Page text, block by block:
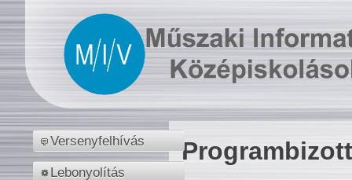
Versenyfelhívás
Lebonyolítás